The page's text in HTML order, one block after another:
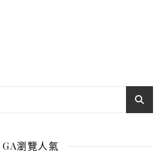
GA瀏覽人氣